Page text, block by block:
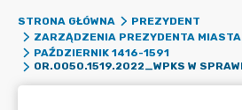
STRONA GŁÓWNA
PREZYDENT
ZARZĄDZENIA PREZYDENTA MIASTA
PAŹDZIERNIK 1416-1591